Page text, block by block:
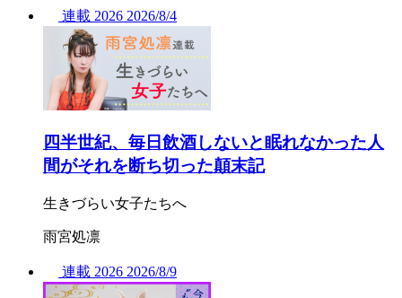
連載 2026 2026/8/4
四半世紀、毎日飲酒しないと眠れなかった人
間がそれを断ち切った顛末記
生きづらい女子たちへ
雨宮処凛
連載 2026 2026/8/9